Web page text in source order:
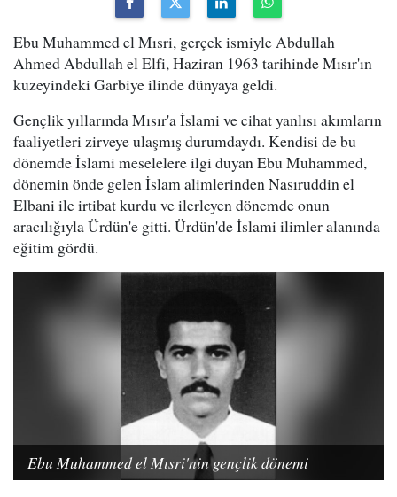
Ebu Muhammed el Mısri, gerçek ismiyle Abdullah
Ahmed Abdullah el Elfi, Haziran 1963 tarihinde Mısır'ın
kuzeyindeki Garbiye ilinde dünyaya geldi.
Gençlik yıllarında Mısır'a İslami ve cihat yanlısı akımların
faaliyetleri zirveye ulaşmış durumdaydı. Kendisi de bu
dönemde İslami meselelere ilgi duyan Ebu Muhammed,
dönemin önde gelen İslam alimlerinden Nasıruddin el
Elbani ile irtibat kurdu ve ilerleyen dönemde onun
aracılığıyla Ürdün'e gitti. Ürdün'de İslami ilimler alanında
eğitim gördü.
Ebu Muhammed el Mısri'nin gençlik dönemi